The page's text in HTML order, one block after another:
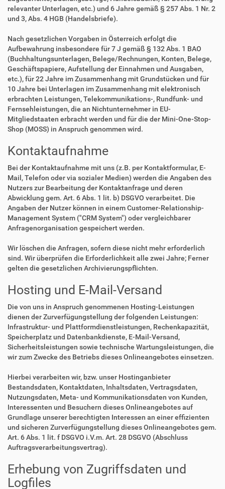
relevanter Unterlagen, etc.) und 6 Jahre gemäß § 257 Abs. 1 Nr. 2
und 3, Abs. 4 HGB (Handelsbriefe).
Nach gesetzlichen Vorgaben in Österreich erfolgt die
Aufbewahrung insbesondere für 7 J gemäß § 132 Abs. 1 BAO
(Buchhaltungsunterlagen, Belege/Rechnungen, Konten, Belege,
Geschäftspapiere, Aufstellung der Einnahmen und Ausgaben,
etc.), für 22 Jahre im Zusammenhang mit Grundstücken und für
10 Jahre bei Unterlagen im Zusammenhang mit elektronisch
erbrachten Leistungen, Telekommunikations-, Rundfunk- und
Fernsehleistungen, die an Nichtunternehmer in EU-
Mitgliedstaaten erbracht werden und für die der Mini-One-Stop-
Shop (MOSS) in Anspruch genommen wird.
Kontaktaufnahme
Bei der Kontaktaufnahme mit uns (z.B. per Kontaktformular, E-
Mail, Telefon oder via sozialer Medien) werden die Angaben des
Nutzers zur Bearbeitung der Kontaktanfrage und deren
Abwicklung gem. Art. 6 Abs. 1 lit. b) DSGVO verarbeitet. Die
Angaben der Nutzer können in einem Customer-Relationship-
Management System ("CRM System") oder vergleichbarer
Anfragenorganisation gespeichert werden.
Wir löschen die Anfragen, sofern diese nicht mehr erforderlich
sind. Wir überprüfen die Erforderlichkeit alle zwei Jahre; Ferner
gelten die gesetzlichen Archivierungspflichten.
Hosting und E-Mail-Versand
Die von uns in Anspruch genommenen Hosting-Leistungen
dienen der Zurverfügungstellung der folgenden Leistungen:
Infrastruktur- und Plattformdienstleistungen, Rechenkapazität,
Speicherplatz und Datenbankdienste, E-Mail-Versand,
Sicherheitsleistungen sowie technische Wartungsleistungen, die
wir zum Zwecke des Betriebs dieses Onlineangebotes einsetzen.
Hierbei verarbeiten wir, bzw. unser Hostinganbieter
Bestandsdaten, Kontaktdaten, Inhaltsdaten, Vertragsdaten,
Nutzungsdaten, Meta- und Kommunikationsdaten von Kunden,
Interessenten und Besuchern dieses Onlineangebotes auf
Grundlage unserer berechtigten Interessen an einer effizienten
und sicheren Zurverfügungstellung dieses Onlineangebotes gem.
Art. 6 Abs. 1 lit. f DSGVO i.V.m. Art. 28 DSGVO (Abschluss
Auftragsverarbeitungsvertrag).
Erhebung von Zugriffsdaten und
Logfiles